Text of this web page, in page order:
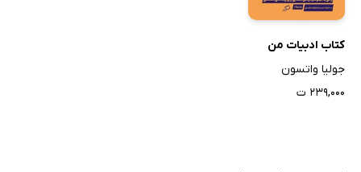
کتاب ادبیات من
جولیا واتسون
۲۳۹,۰۰۰ ت